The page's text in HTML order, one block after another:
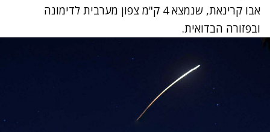
אבו קרינאת, שנמצא 4 ק"מ צפון מערבית לדימונה
ובפזורה הבדואית.